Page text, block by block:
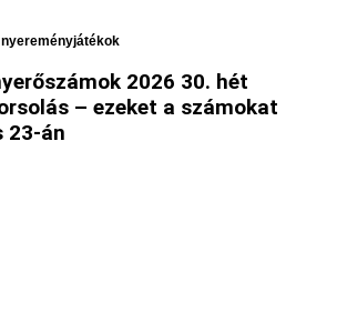
nyereményjátékok
2026 30. hét
– ezeket a számokat
23-án